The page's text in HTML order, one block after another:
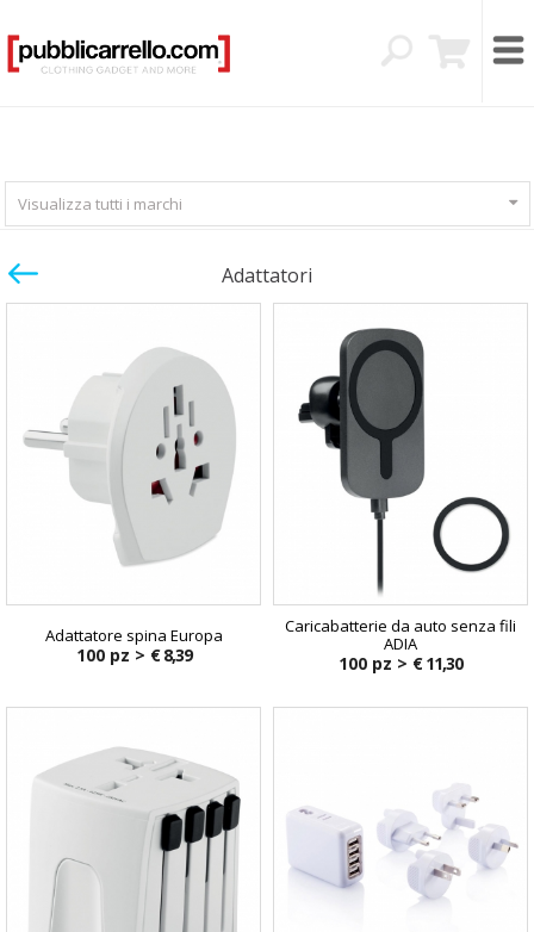
Visualizza tutti i marchi
Adattatori
Adattatore spina Europa
100 pz > € 8,39
Caricabatterie da auto senza fili
ADIA
100 pz > € 11,30